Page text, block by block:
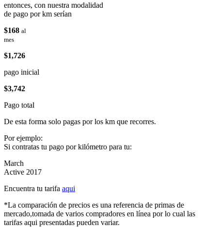
entonces, con nuestra modalidad
de pago por km serían
$168 al
mes
$1,726
pago inicial
$3,742
Pago total
De esta forma solo pagas por los km que recorres.
Por ejemplo:
Si contratas tu pago por kilómetro para tu:
March
Active 2017
Encuentra tu tarifa aqui
*La comparación de precios es una referencia de primas de
mercado,tomada de varios compradores en línea por lo cual las
tarifas aqui presentadas pueden variar.